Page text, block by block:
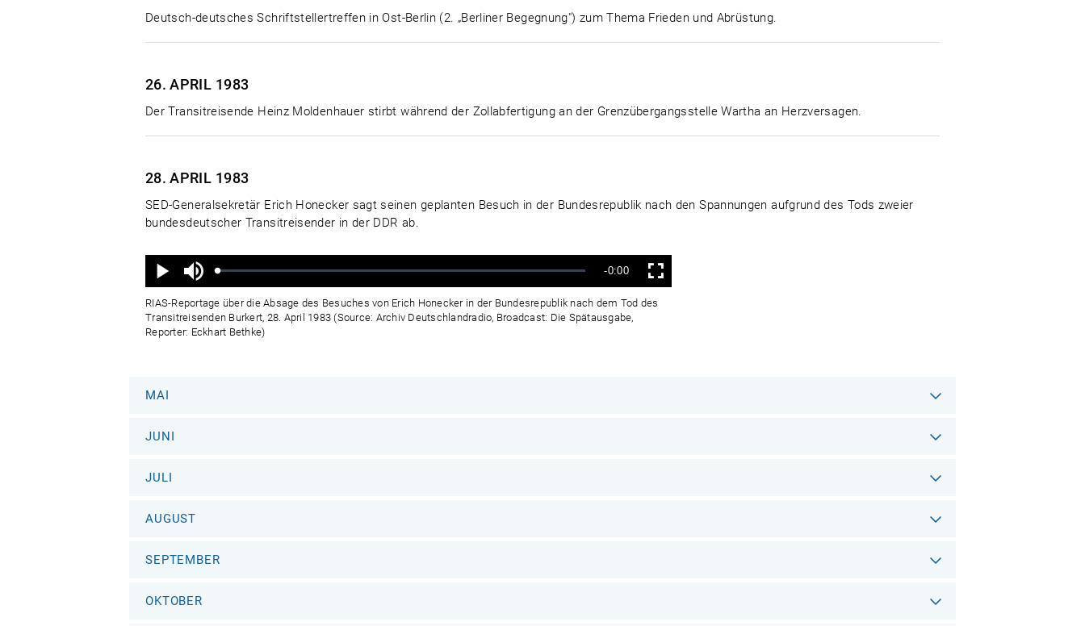
Deutsch-deutsches Schriftstellertreffen in Ost-Berlin (2. „Berliner Begegnung") zum Thema Frieden und Abrüstung.
26. APRIL 1983
Der Transitreisende Heinz Moldenhauer stirbt während der Zollabfertigung an der Grenzübergangsstelle Wartha an Herzversagen.
28. APRIL 1983
SED-Generalsekretär Erich Honecker sagt seinen geplanten Besuch in der Bundesrepublik nach den Spannungen aufgrund des Tods zweier
bundesdeutscher Transitreisender in der DDR ab.
Wiedergabe
Ton
aus
Geladen:
Status:
Verbleibende
Zeit
-0:00 Vollbild
RIAS-Reportage über die Absage des Besuches von Erich Honecker in der Bundesrepublik nach dem Tod des
Transitreisenden Burkert, 28. April 1983 (Source: Archiv Deutschlandradio, Broadcast: Die Spätausgabe,
Reporter: Eckhart Bethke)
MAI
JUNI
JULI
AUGUST
SEPTEMBER
OKTOBER